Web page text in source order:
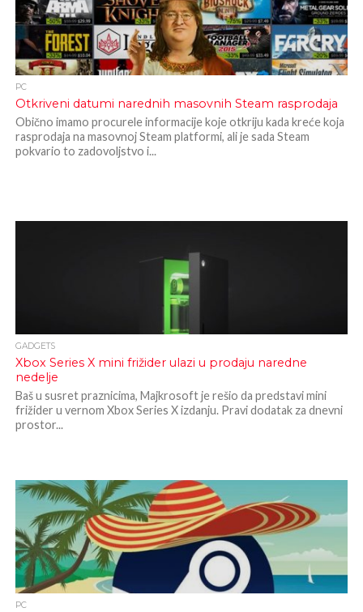
PC
Otkriveni datumi narednih masovnih Steam rasprodaja
Obično imamo procurele informacije koje otkriju kada kreće koja
rasprodaja na masovnoj Steam platformi, ali je sada Steam
pokvario to zadovoljstvo i...
GADGETS
Xbox Series X mini frižider ulazi u prodaju naredne
nedelje
Baš u susret praznicima, Majkrosoft je rešio da predstavi mini
frižider u vernom Xbox Series X izdanju. Pravi dodatak za dnevni
prostor...
PC